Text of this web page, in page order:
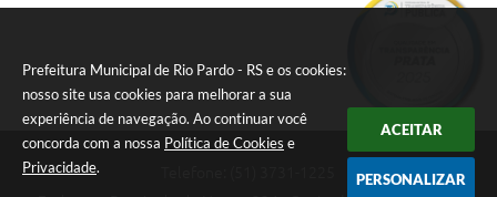
Prefeitura Municipal de Rio Pardo - RS e os cookies:
nosso site usa cookies para melhorar a sua
experiência de navegação. Ao continuar você
concorda com a nossa Política de Cookies e
Privacidade.
ACEITAR
PERSONALIZAR